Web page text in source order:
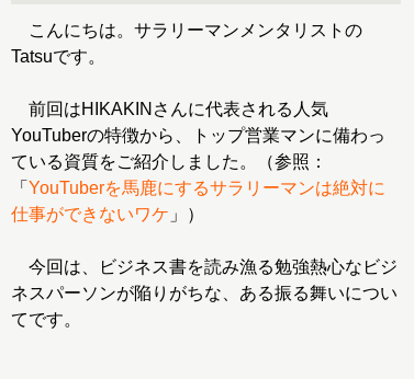
こんにちは。サラリーマンメンタリストの
Tatsuです。
前回はHIKAKINさんに代表される人気
YouTuberの特徴から、トップ営業マンに備わっ
ている資質をご紹介しました。（参照：
「 YouTuberを馬鹿にするサラリーマンは絶対に
仕事ができないワケ 」）
今回は、ビジネス書を読み漁る勉強熱心なビジ
ネスパーソンが陥りがちな、ある振る舞いについ
てです。